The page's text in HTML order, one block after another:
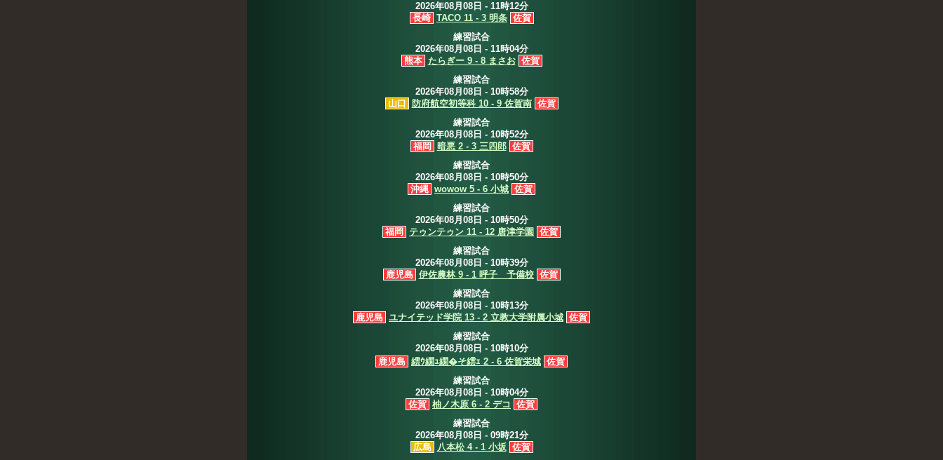
2026年08月08日 - 11時12分
長崎 TACO 11 - 3 明条 佐賀
練習試合
2026年08月08日 - 11時04分
熊本 たらぎー 9 - 8 まさお 佐賀
練習試合
2026年08月08日 - 10時58分
山口
防府航空初等科 10 - 9 佐賀南 佐賀
練習試合
2026年08月08日 - 10時52分
福岡
暗悪 2 - 3 三四郎 佐賀
練習試合
2026年08月08日 - 10時50分
沖縄 wowow 5 - 6 小城 佐賀
練習試合
2026年08月08日 - 10時50分
福岡
テゥンテゥン 11 - 12 唐津学園
佐賀
練習試合
2026年08月08日 - 10時39分
鹿児島 伊佐農林 9 - 1 呼子 予備校 佐賀
練習試合
2026年08月08日 - 10時13分
鹿児島 ユナイテッド学院 13 - 2 立教大学附属小城 佐賀
練習試合
2026年08月08日 - 10時10分
鹿児島 繧ｳ繝ｭ繝�そ繧ｪ 2 - 6 佐賀栄城 佐賀
練習試合
2026年08月08日 - 10時04分
佐賀 柚ノ木原 6 - 2 デコ
佐賀
練習試合
2026年08月08日 - 09時21分
広島
八本松 4 - 1 小坂 佐賀